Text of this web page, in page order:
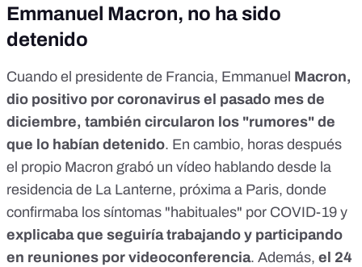
Emmanuel Macron, no ha sido
detenido
Cuando el presidente de Francia, Emmanuel Macron,
dio positivo por coronavirus el pasado mes de
diciembre, también circularon los "rumores" de
que lo habían detenido. En cambio, horas después
el propio Macron grabó un vídeo hablando desde la
residencia de La Lanterne, próxima a Paris, donde
confirmaba los síntomas "habituales" por COVID-19 y
explicaba que seguiría trabajando y participando
en reuniones por videoconferencia. Además, el 24